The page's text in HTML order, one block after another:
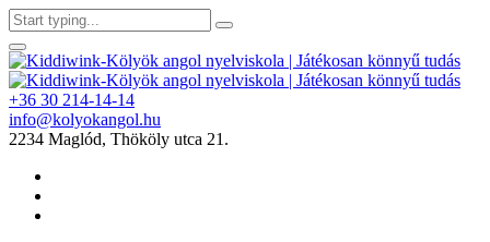
+36 30 214-14-14
info@kolyokangol.hu
2234 Maglód, Thököly utca 21.